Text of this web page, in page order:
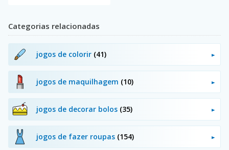
Categorias relacionadas
jogos de colorir (41)
jogos de maquilhagem (10)
jogos de decorar bolos (35)
jogos de fazer roupas (154)